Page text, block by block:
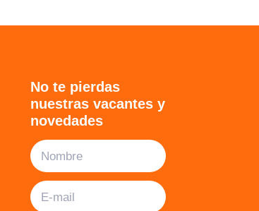
No te pierdas
nuestras vacantes y
novedades